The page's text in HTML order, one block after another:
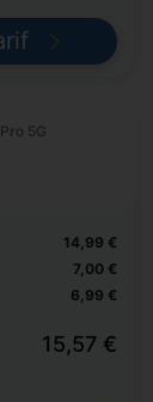
5G
14,99 €
7,00 €
6,99 €
15,57 €